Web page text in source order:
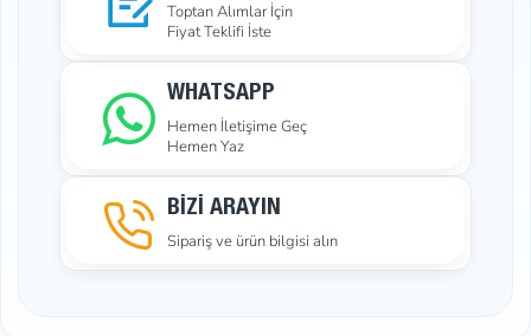
Toptan Alımlar İçin
Fiyat Teklifi İste
WHATSAPP
Hemen İletişime Geç
Hemen Yaz
BİZİ ARAYIN
Sipariş ve ürün bilgisi alın